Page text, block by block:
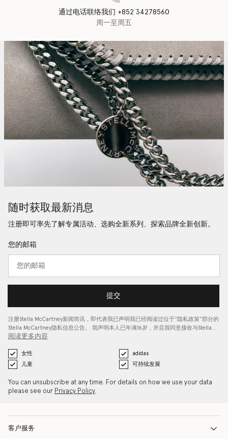
通过电话联络我们 +852 34278560
周一至周五
随时获取最新消息
注册即可率先了解专属活动、选购全新系列、探索品牌全新创新。
您的邮箱
提交
注册Stella McCartney新闻简讯，即代表我已声明我已经阅读过位于“隐私政策”部分的
Stella McCartney隐私信息公告。 我声明本人已年满16岁，并且我同意接收与Stella…
阅读更多内容
女性
adidas
儿童
可持续发展
You can unsubscribe at any time. For details on how we use your data
please see our Privacy Policy.
客户服务